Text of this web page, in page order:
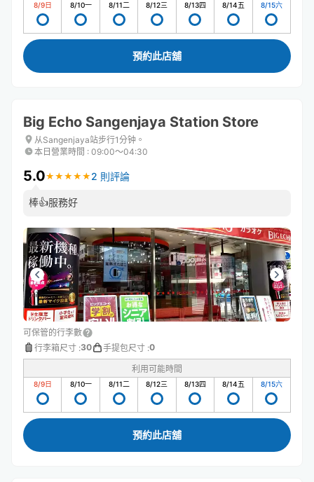
8/9日 8/10一 8/11二 8/12三 8/13四 8/14五 8/15六
預約此店舖
Big Echo Sangenjaya Station Store
从Sangenjaya站步行1分钟。
本日營業時間 : 09:00〜04:30
5.0★ ★ ★ ★ ★
★ ★ ★ ★ ★ 2 則評論
棒👍服務好
可保管的行李數
行李箱尺寸 :30 手提包尺寸 :0
利用可能時間
8/9日 8/10一 8/11二 8/12三 8/13四 8/14五 8/15六
預約此店舖